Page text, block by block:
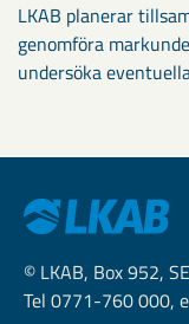
LKAB planerar
genomföra
undersöka
© LKAB, Box 952,
Tel 0771-760 000,